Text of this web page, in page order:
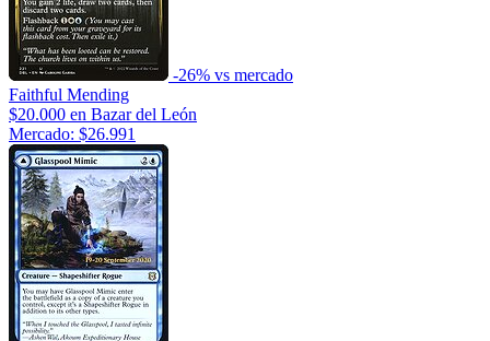
-26% vs mercado
Faithful Mending
$20.000 en Bazar del León
Mercado: $26.991